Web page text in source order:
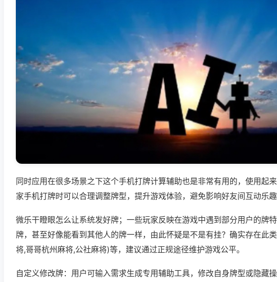
同时应用在很多场景之下这个手机打牌计算辅助也是非常有用的，使用起
家手机打牌时可以合理调整牌型，提升游戏体验，避免影响好友间互动乐趣
微乐干瞪眼怎么让系统发好牌；一些玩家反映在游戏中遇到部分用户的牌
牌，甚至好像能看到其他人的牌一样，由此怀疑是不是有挂？确实存在此
将,哥哥杭州麻将,公社麻将)等，建议通过正规途径维护游戏公平。
自定义修改牌：用户可输入需求生成专用辅助工具，修改自身牌型或隐藏